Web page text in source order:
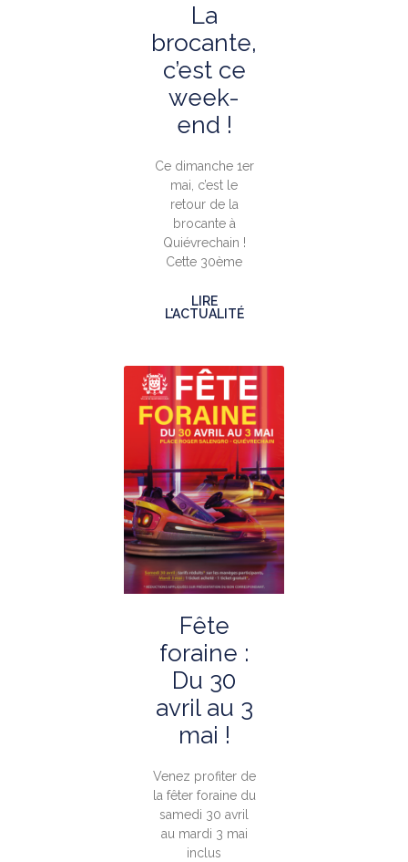
La
brocante,
c’est ce
week-
end !
Ce dimanche 1er
mai, c’est le
retour de la
brocante à
Quiévrechain !
Cette 30ème
LIRE
L'ACTUALITÉ
Fête
foraine :
Du 30
avril au 3
mai !
Venez profiter de
la fêter foraine du
samedi 30 avril
au mardi 3 mai
inclus